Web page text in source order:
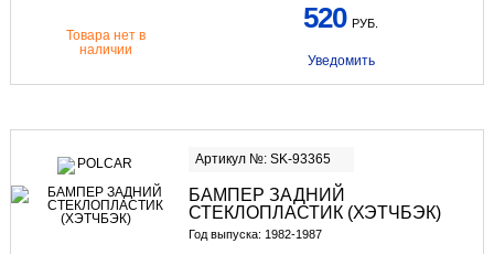
Товара нет в
наличии
520 РУБ.
Уведомить
Артикул №: SK-93365
БАМПЕР ЗАДНИЙ
СТЕКЛОПЛАСТИК (ХЭТЧБЭК)
Год выпуска: 1982-1987